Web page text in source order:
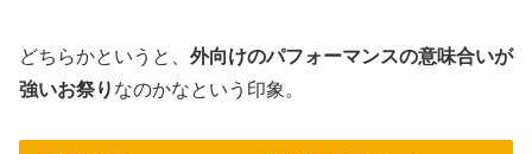
どちらかというと、 外向けのパフォーマンスの意味合いが
強いお祭り なのかなという印象。